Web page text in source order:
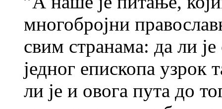
многобројни
свим странама: да ли
једног епископа узрок
ли је и овога пута до